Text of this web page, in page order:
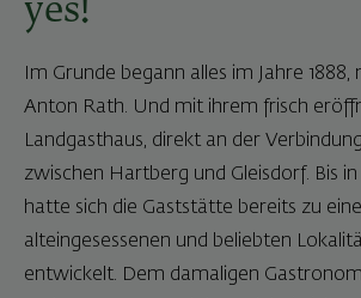
yes!
Im Grunde begann alles im Jahre 1888,
Anton Rath. Und mit ihrem frisch
Landgasthaus, direkt an der
zwischen Hartberg und Gleisdorf. Bis
hatte sich die Gaststätte bereits zu
alteingesessenen und beliebten
entwickelt. Dem damaligen